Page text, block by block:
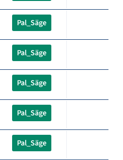
Pal_Säge
Pal_Säge
Pal_Säge
Pal_Säge
Pal_Säge